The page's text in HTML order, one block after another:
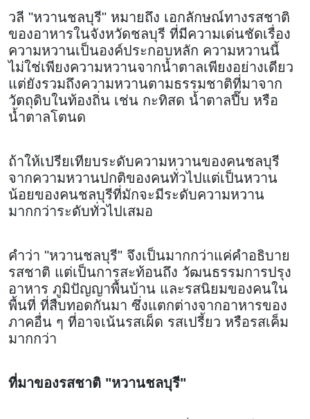
วลี "หวานชลบุรี" หมายถึง เอกลักษณ์ทางรสชาติ
ของอาหารในจังหวัดชลบุรี ที่มีความเด่นชัดเรื่อง
ความหวานเป็นองค์ประกอบหลัก ความหวานนี้
ไม่ใช่เพียงความหวานจากน้ำตาลเพียงอย่างเดียว
แต่ยังรวมถึงความหวานตามธรรมชาติที่มาจาก
วัตถุดิบในท้องถิ่น เช่น กะทิสด น้ำตาลปี๊บ หรือ
น้ำตาลโตนด
ถ้าให้เปรียเทียบระดับความหวานของคนชลบุรี
จากความหวานปกติของคนทั่วไปแต่เป็นหวาน
น้อยของคนชลบุรีที่มักจะมีระดับความหวาน
มากกว่าระดับทั่วไปเสมอ
คำว่า "หวานชลบุรี" จึงเป็นมากกว่าแค่คำอธิบาย
รสชาติ แต่เป็นการสะท้อนถึง วัฒนธรรมการปรุง
อาหาร ภูมิปัญญาพื้นบ้าน และรสนิยมของคนใน
พื้นที่ ที่สืบทอดกันมา ซึ่งแตกต่างจากอาหารของ
ภาคอื่น ๆ ที่อาจเน้นรสเผ็ด รสเปรี้ยว หรือรสเค็ม
มากกว่า
ที่มาของรสชาติ "หวานชลบุรี"